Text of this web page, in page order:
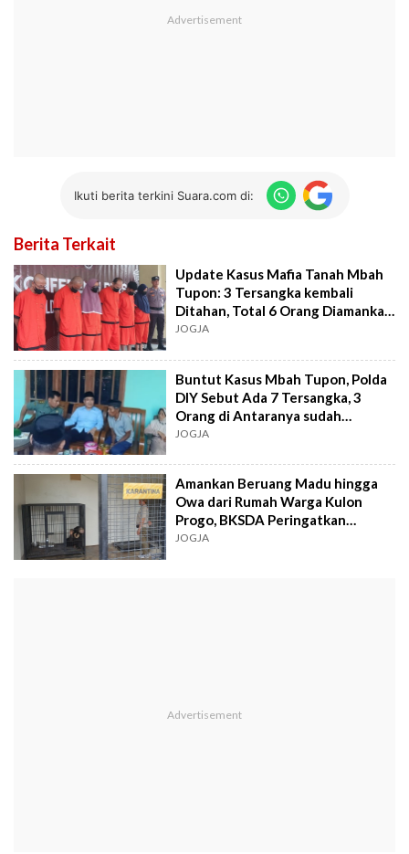
Ikuti berita terkini Suara.com di:
Berita Terkait
Update Kasus Mafia Tanah Mbah
Tupon: 3 Tersangka kembali
Ditahan, Total 6 Orang Diamankan
Polda DIY
JOGJA
Buntut Kasus Mbah Tupon, Polda
DIY Sebut Ada 7 Tersangka, 3
Orang di Antaranya sudah
Ditahan
JOGJA
Amankan Beruang Madu hingga
Owa dari Rumah Warga Kulon
Progo, BKSDA Peringatkan
Ancaman Kepunahan
JOGJA